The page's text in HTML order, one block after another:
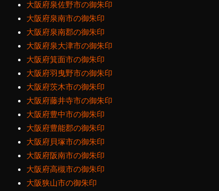
大阪府泉佐野市の御朱印
大阪府泉南市の御朱印
大阪府泉南郡の御朱印
大阪府泉大津市の御朱印
大阪府箕面市の御朱印
大阪府羽曳野市の御朱印
大阪府茨木市の御朱印
大阪府藤井寺市の御朱印
大阪府豊中市の御朱印
大阪府豊能郡の御朱印
大阪府貝塚市の御朱印
大阪府阪南市の御朱印
大阪府高槻市の御朱印
大阪狭山市の御朱印